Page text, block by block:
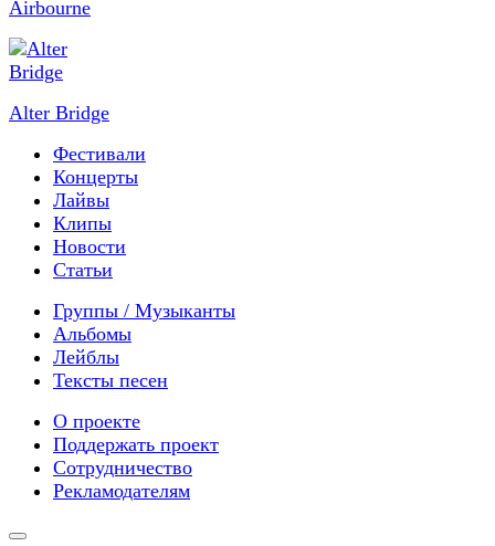
Airbourne
Alter Bridge
Фестивали
Концерты
Лайвы
Клипы
Новости
Статьи
Группы / Музыканты
Альбомы
Лейблы
Тексты песен
О проекте
Поддержать проект
Сотрудничество
Рекламодателям